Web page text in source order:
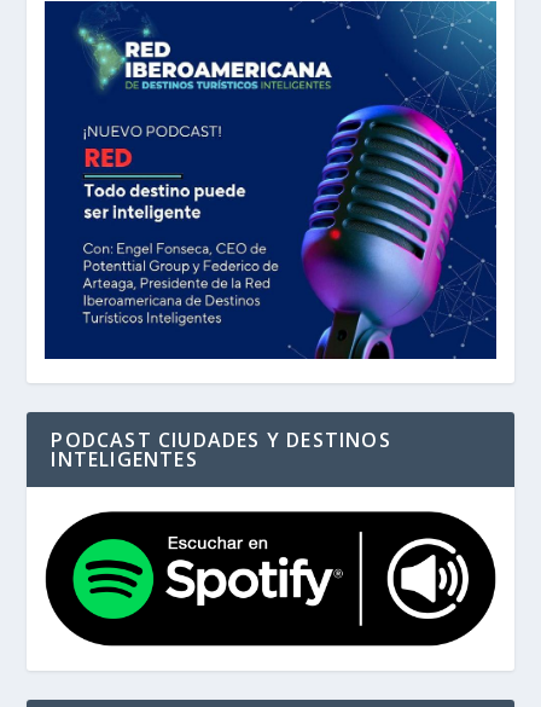
PODCAST CIUDADES Y DESTINOS
INTELIGENTES